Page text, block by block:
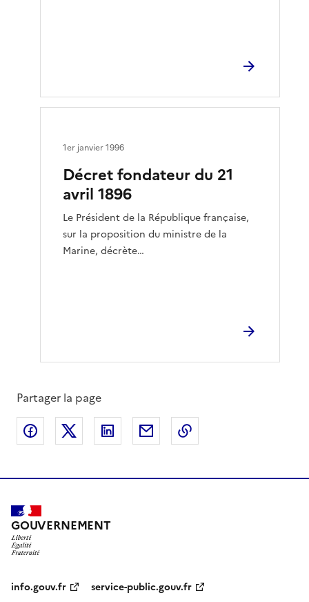
Décret fondateur du 21
avril 1896
Le Président de la République française,
sur la proposition du ministre de la
Marine, décrète…
1er janvier 1996
Partager la page
Partager sur Facebook
Partager sur XPartager sur LinkedIn
Partager par email
GOUVERNEMENT
info.gouv.fr service-public.gouv.fr